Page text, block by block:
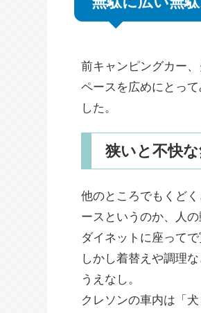
前キャンピングカー
ペースを広めにとっ
した。
狭いと不快
他のところでもくど
ースというのか、人
ダイネットに座って
しかし着替えや調理
うえなし。
クレソンの車内は「